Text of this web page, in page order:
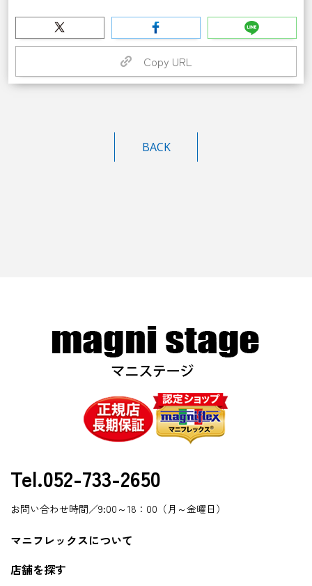
Copy URL
BACK
Tel.052-733-2650
お問い合わせ時間／9:00～18：00（月～金曜日）
マニフレックスについて
店舗を探す